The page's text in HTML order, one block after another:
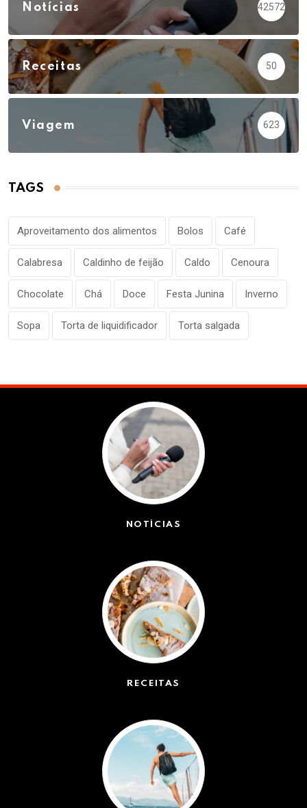
Notícias 42572
Receitas 50
Viagem 623
TAGS
Aproveitamento dos alimentos Bolos Café
Calabresa Caldinho de feijão Caldo Cenoura
Chocolate Chá Doce Festa Junina Inverno
Sopa Torta de liquidificador Torta salgada
NOTÍCIAS
RECEITAS